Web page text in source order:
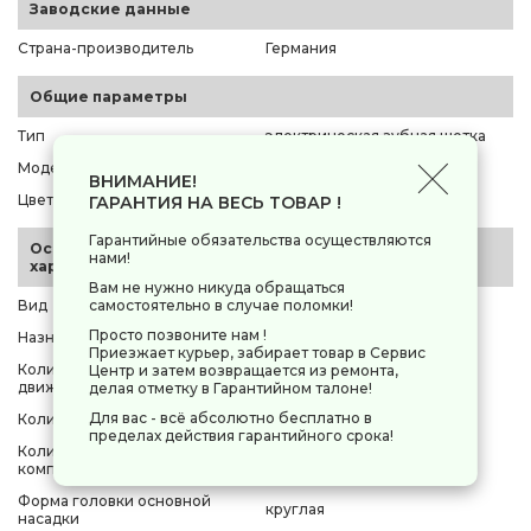
Заводские данные
Страна-производитель Германия
Общие параметры
Тип
электрическая зубная щетка
Модель
Braun Oral-B iO Series 4
Цвет корпуса
белый, розовый
Основные
характеристики
Вид
ротационная
Назначение
Количество направленных
движений
10500 в минуту
Количество пульсаций
48000 в минуту
Количество насадок в
комплекте
Форма головки основной
насадки
круглая
ВНИМАНИЕ!
ГАРАНТИЯ НА ВЕСЬ ТОВАР !
Гарантийные обязательства осуществляются
нами!
Вам не нужно никуда обращаться
самостоятельно в случае поломки!
Просто позвоните нам !
Приезжает курьер, забирает товар в Сервис
Центр и затем возвращается из ремонта,
делая отметку в Гарантийном талоне!
Для вас - всё абсолютно бесплатно в
пределах действия гарантийного срока!